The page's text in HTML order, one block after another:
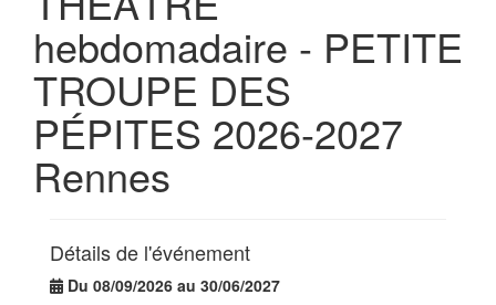
hebdomadaire - PETITE
TROUPE DES
PÉPITES 2026-2027
Rennes
Détails de l'événement
Du 08/09/2026 au 30/06/2027